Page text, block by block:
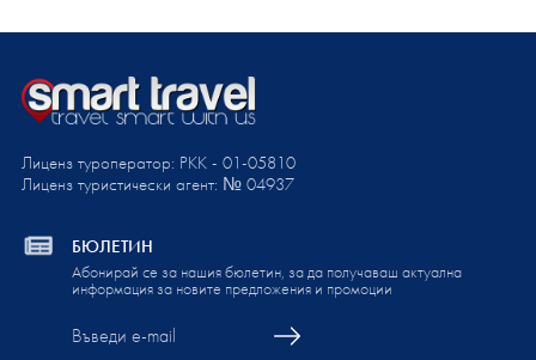
Лиценз туроператор: PKK - 01-05810
Лиценз туристически агент: № 04937
БЮЛЕТИН
Абонирай се за нашия бюлетин, за да получаваш актуална
информация за новите предложения и промоции